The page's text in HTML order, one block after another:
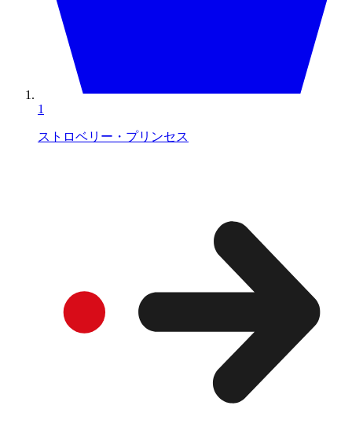
1
ストロベリー・プリンセス